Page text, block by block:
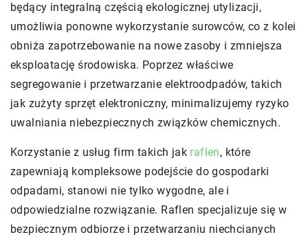
będący integralną częścią ekologicznej utylizacji,
umożliwia ponowne wykorzystanie surowców, co z kolei
obniża zapotrzebowanie na nowe zasoby i zmniejsza
eksploatację środowiska. Poprzez właściwe
segregowanie i przetwarzanie elektroodpadów, takich
jak zużyty sprzęt elektroniczny, minimalizujemy ryzyko
uwalniania niebezpiecznych związków chemicznych.
Korzystanie z usług firm takich jak raflen, które
zapewniają kompleksowe podejście do gospodarki
odpadami, stanowi nie tylko wygodne, ale i
odpowiedzialne rozwiązanie. Raflen specjalizuje się w
bezpiecznym odbiorze i przetwarzaniu niechcianych